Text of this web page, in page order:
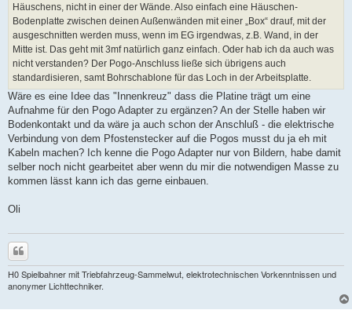
g
Häuschens, nicht in einer der Wände. Also einfach eine Häuschen-
Bodenplatte zwischen deinen Außenwänden mit einer „Box“ drauf, mit der
ausgeschnitten werden muss, wenn im EG irgendwas, z.B. Wand, in der
Mitte ist. Das geht mit 3mf natürlich ganz einfach. Oder hab ich da auch was
nicht verstanden? Der Pogo-Anschluss ließe sich übrigens auch
standardisieren, samt Bohrschablone für das Loch in der Arbeitsplatte.
Wäre es eine Idee das "Innenkreuz" dass die Platine trägt um eine
Aufnahme für den Pogo Adapter zu ergänzen? An der Stelle haben wir
Bodenkontakt und da wäre ja auch schon der Anschluß - die elektrische
Verbindung von dem Pfostenstecker auf die Pogos musst du ja eh mit
Kabeln machen? Ich kenne die Pogo Adapter nur von Bildern, habe damit
selber noch nicht gearbeitet aber wenn du mir die notwendigen Masse zu
kommen lässt kann ich das gerne einbauen.
Oli
H0 Spielbahner mit Triebfahrzeug-Sammelwut, elektrotechnischen Vorkenntnissen und
anonymer Lichttechniker.